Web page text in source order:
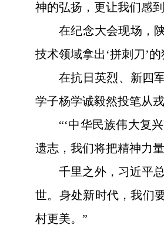
神的弘扬，更让我们感
在纪念大会现场，
技术领域拿出‘拼刺刀’
在抗日英烈、新四
学子杨学诚毅然投笔从
“‘中华民族伟大复
遗志，我们将把精神力
千里之外，习近平
世。身处新时代，我们
村更美。”